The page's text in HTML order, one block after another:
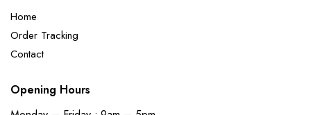
Home
Order Tracking
Contact
Opening Hours